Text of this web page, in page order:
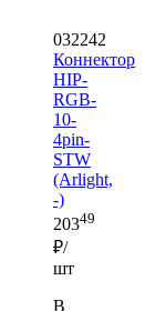
032242
Коннектор
HIP-
RGB-
10-
4pin-
STW
(Arlight,
-)
20349
₽/
шт
В